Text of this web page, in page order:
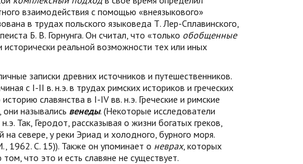
взаимодействия с помощью «внеязыкового»
в трудах польского языковеда Т. Лер-Сплавинского,
Б. В. Горнунга. Он считал, что «только обобщенные
реальной возможности тех или иных
записки древних источников и путешественников.
с I-II в. н.э. в трудах римских историков и греческих
славянства в I-IV вв. н.э. Греческие и римские
назывались венеды. (Некоторые исследователи
Так, Геродот, рассказывая о жизни богатых греков,
севере, у реки Эриад и холодного, бурного моря.
1962. С. 15)). Также он упоминает о неврах, которых
что это и есть славяне не существует.